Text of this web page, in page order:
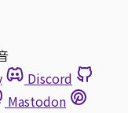
Discord
Mastodon